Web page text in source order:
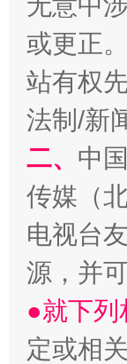
揭开“
受贿
或更正
站有权
法制/新
二、 中
传媒（
电视台
源，并
●就下
定或相